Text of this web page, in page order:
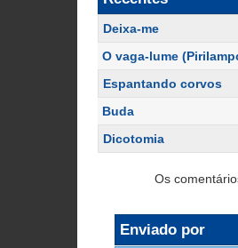
Deixa-me
O vaga-lume
Espantando corvos
Buda
Dicotomia
Os
Enviado por